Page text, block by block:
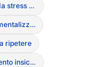
Disturbo da stress post-traumatico (PTSD)
Deficit di mentalizzazione
ripetere
Attaccamento insicuro-evitante